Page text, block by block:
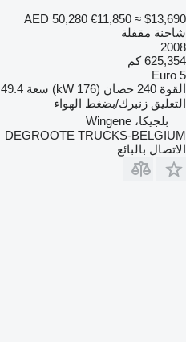
AED 50,280 €11,850 ≈ $13,690
شاحنة مقفلة
2008
625,354 كم
Euro 5
القوة 240 حصان (176 kW) سعة 49.4 م3
التعليق زنبرك/بضغط الهواء
بلجيكا، Wingene
DEGROOTE TRUCKS-BELGIUM
الاتصال بالبائع